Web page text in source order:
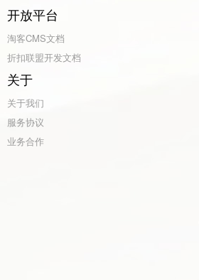
开放平台
淘客CMS文档
折扣联盟开发文档
关于
关于我们
服务协议
业务合作